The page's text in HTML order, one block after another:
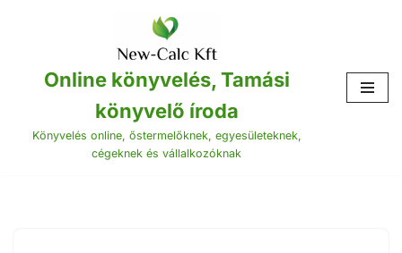
contentOnline könyvelés, Tamási
könyvelő íroda
Könyvelés online, őstermelőknek, egyesületeknek,
cégeknek és vállalkozóknak